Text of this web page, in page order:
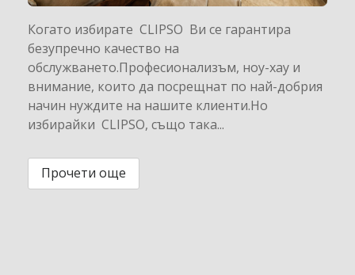
Когато избирате CLIPSO Ви се гарантира
безупречно качество на
обслужването.Професионализъм, ноу-хау и
внимание, които да посрещнат по най-добрия
начин нуждите на нашите клиенти.Но
избирайки CLIPSO, също така...
Прочети още